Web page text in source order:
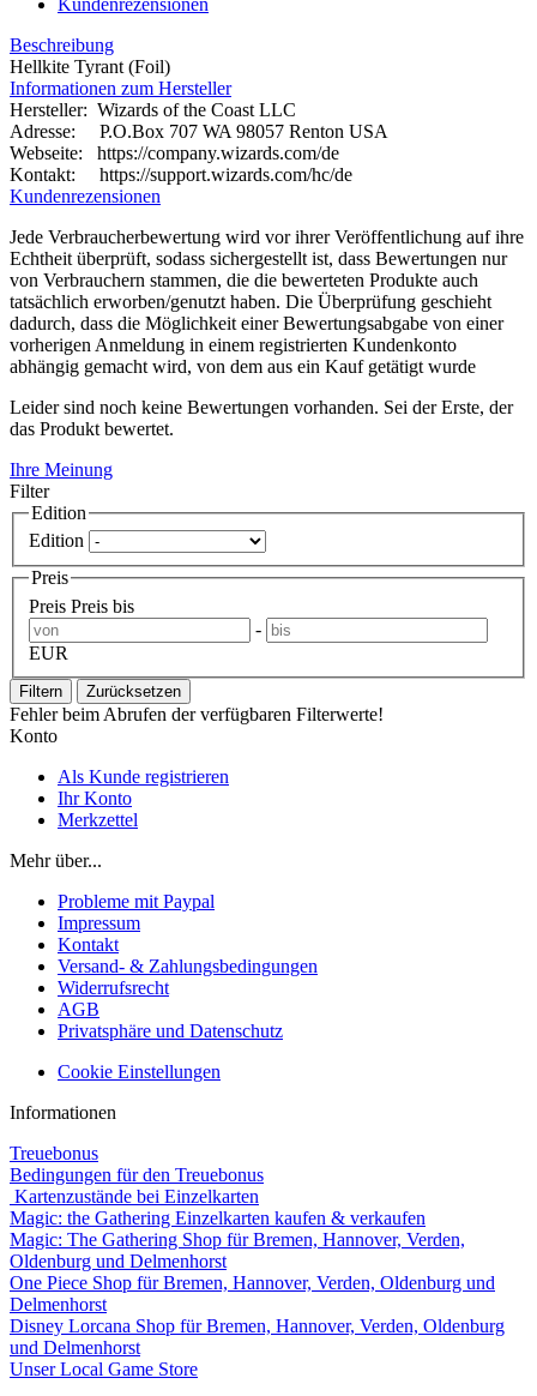
Beschreibung
Hellkite Tyrant (Foil)
Informationen zum Hersteller
Hersteller: Wizards of the Coast LLC
Adresse: P.O.Box 707 WA 98057 Renton USA
Webseite:
https://company.wizards.com/de
Kontakt: https://support.wizards.com/hc/de
Kundenrezensionen
Jede Verbraucherbewertung wird vor ihrer Veröffentlichung auf ihre
Echtheit überprüft, sodass sichergestellt ist, dass Bewertungen nur
von Verbrauchern stammen, die die bewerteten Produkte auch
tatsächlich erworben/genutzt haben. Die Überprüfung geschieht
dadurch, dass die Möglichkeit einer Bewertungsabgabe von einer
vorherigen Anmeldung in einem registrierten Kundenkonto
abhängig gemacht wird, von dem aus ein Kauf getätigt wurde
Leider sind noch keine Bewertungen vorhanden. Sei der Erste, der
das Produkt bewertet.
Ihre Meinung
Filter
Edition
Edition
Preis
Preis Preis bis
-
EUR
Filtern Zurücksetzen
Fehler beim Abrufen der verfügbaren Filterwerte!
Konto
Als Kunde registrieren
Ihr Konto
Merkzettel
Mehr über...
Probleme mit Paypal
Impressum
Kontakt
Versand- & Zahlungsbedingungen
Widerrufsrecht
AGB
Privatsphäre und Datenschutz
Cookie Einstellungen
Informationen
Treuebonus
Bedingungen für den Treuebonus
Kartenzustände bei Einzelkarten
Magic: the Gathering Einzelkarten kaufen & verkaufen
Magic: The Gathering Shop für Bremen, Hannover, Verden,
Oldenburg und Delmenhorst
One Piece Shop für Bremen, Hannover, Verden, Oldenburg und
Delmenhorst
Disney Lorcana Shop für Bremen, Hannover, Verden, Oldenburg
und Delmenhorst
Unser Local Game Store